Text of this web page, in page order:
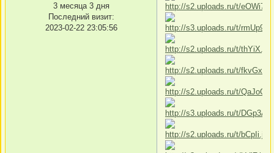
3 месяца 3 дня
Последний визит:
2023-02-22 23:05:56